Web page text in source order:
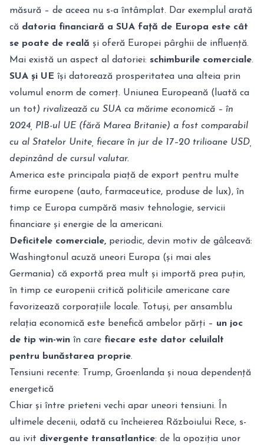
măsură – de aceea nu s-a întâmplat. Dar exemplul arată
că datoria financiară a SUA față de Europa este cât
se poate de reală și oferă Europei pârghii de influență.
Mai există un aspect al datoriei: schimburile comerciale.
SUA și UE își datorează prosperitatea una alteia prin
volumul enorm de comerț. Uniunea Europeană (luată ca
un tot) rivalizează cu SUA ca mărime economică – în
2024, PIB-ul UE (fără Marea Britanie) a fost comparabil
cu al Statelor Unite, fiecare în jur de 17–20 trilioane USD,
depinzând de cursul valutar.
America este principala piață de export pentru multe
firme europene (auto, farmaceutice, produse de lux), în
timp ce Europa cumpără masiv tehnologie, servicii
financiare și energie de la americani.
Deficitele comerciale, periodic, devin motiv de gâlceavă:
Washingtonul acuză uneori Europa (și mai ales
Germania) că exportă prea mult și importă prea puțin,
în timp ce europenii critică politicile americane care
favorizează corporațiile locale. Totuși, per ansamblu
relația economică este benefică ambelor părți – un joc
de tip win-win în care fiecare este dator celuilalt
pentru bunăstarea proprie.
Tensiuni recente: Trump, Groenlanda și noua dependență
energetică
Chiar și între prieteni vechi apar uneori tensiuni. În
ultimele decenii, odată cu încheierea Războiului Rece, s-
au ivit divergente transatlantice: de la opoziția unor